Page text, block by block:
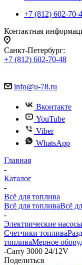
+7 (812) 602-70-
Контактная
Санкт-Петербург:
+7 (812) 602-70-48
info@u-78.ru
Вконтакте
YouTube
Viber
WhatsApp
Главная
-
Каталог
-
Всё для топлива
Всё для топливаВсё
-
Электрические
Счетчики топлива
топливаМерное
-Carry 3000 24/12V
Поделиться